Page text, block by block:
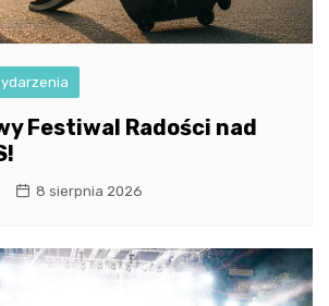
Festiwal Radości nad
8 sierpnia 2026